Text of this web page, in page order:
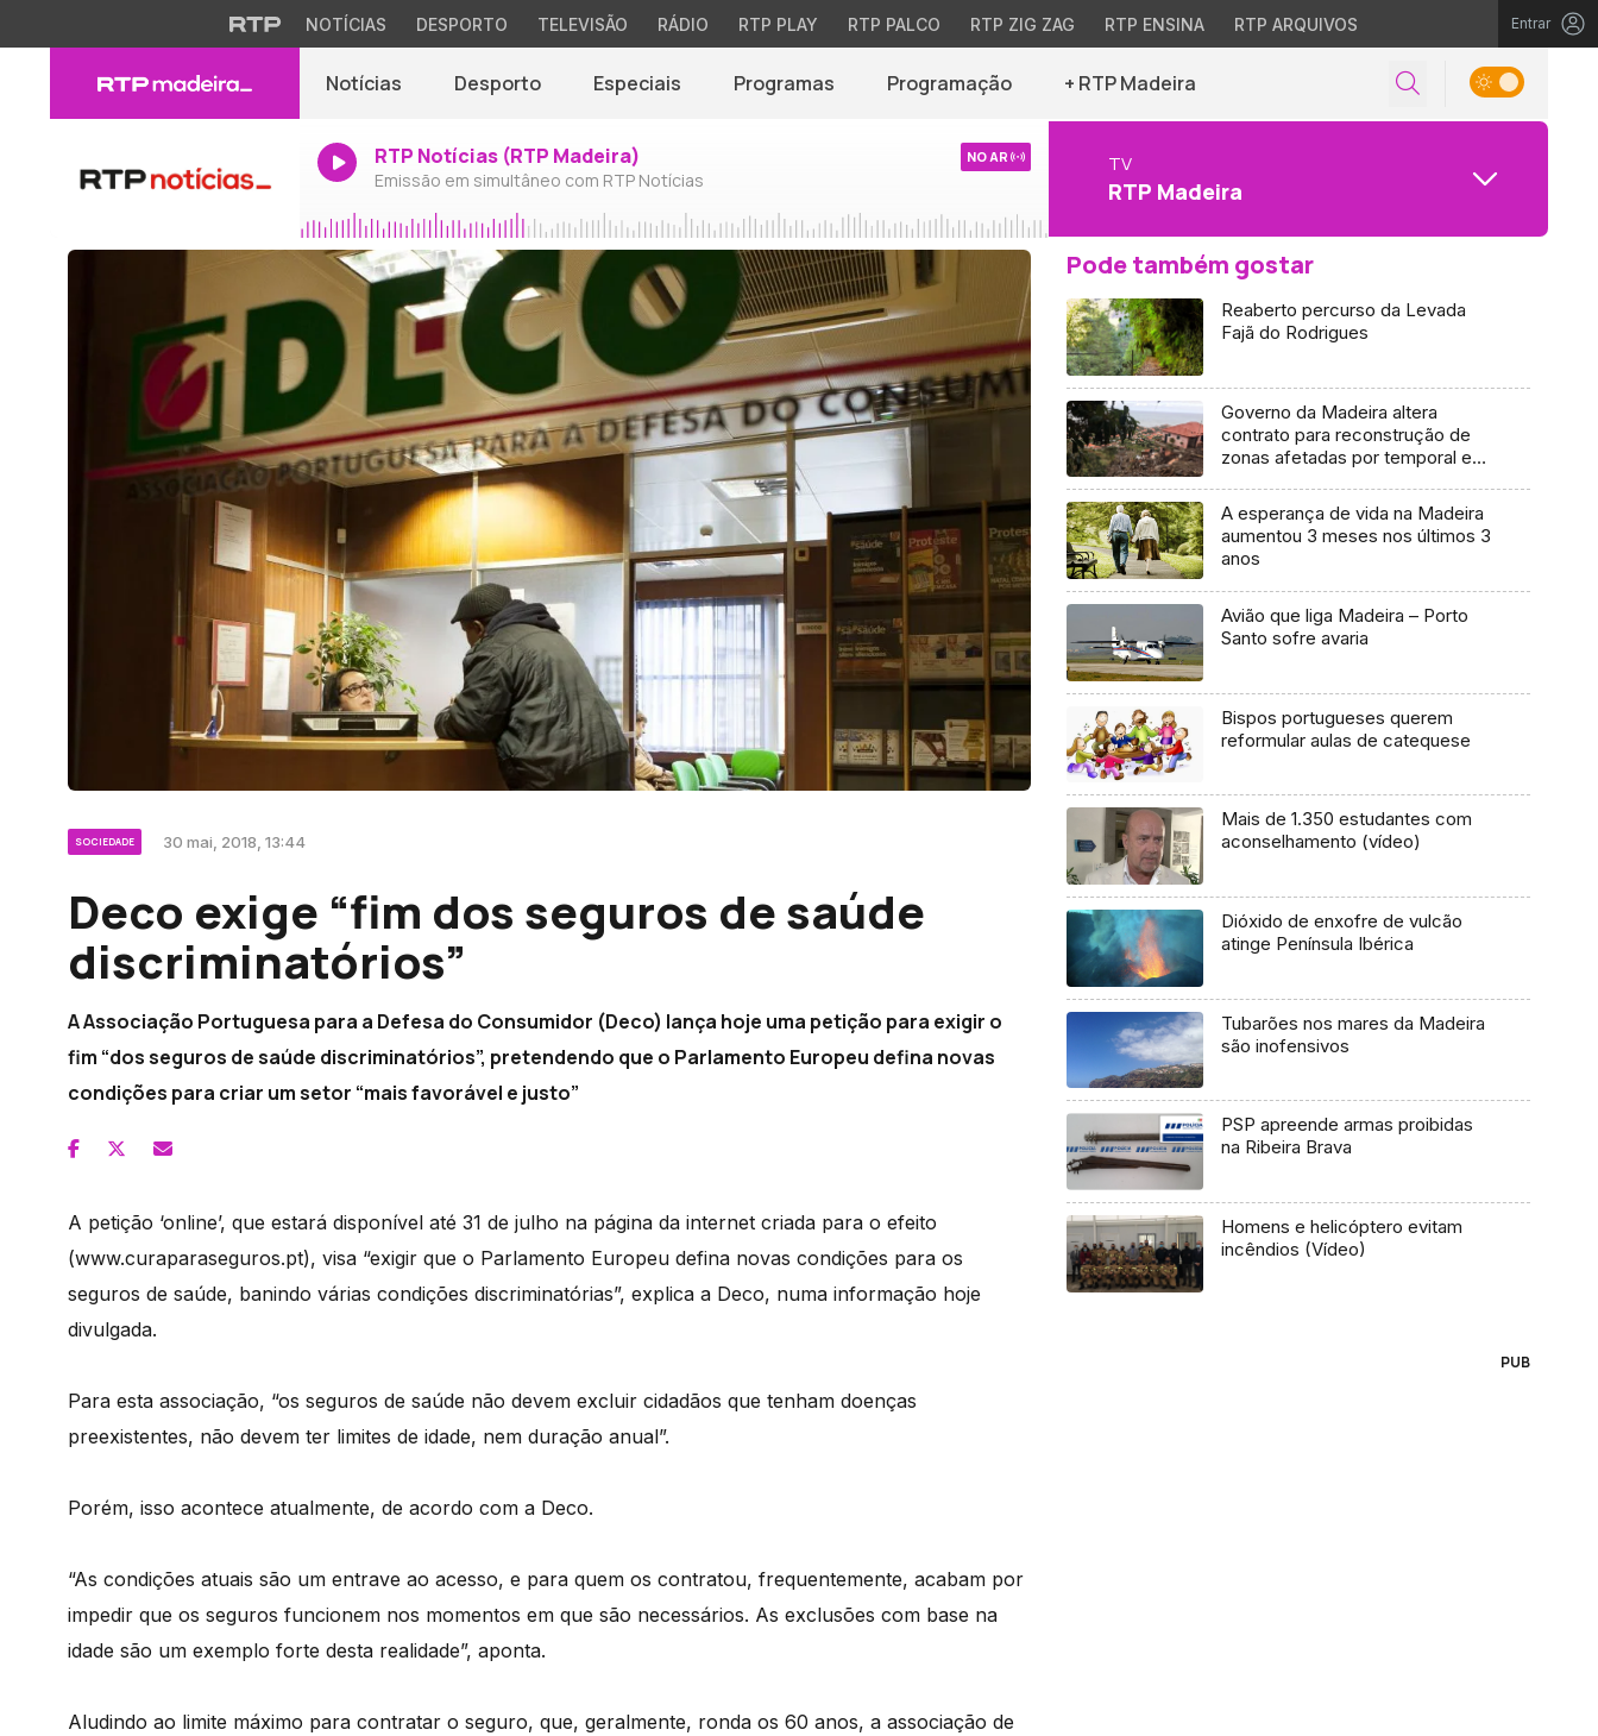
NOTÍCIAS DESPORTO TELEVISÃO RÁDIO RTP PLAY RTP PALCO RTP ZIG ZAG RTP ENSINA RTP ARQUIVOS Entrar
Notícias Desporto Especiais Programas Programação + RTP Madeira
RTP Notícias (RTP Madeira)
Emissão em simultâneo com RTP Notícias
NO AR TV
RTP Madeira
SOCIEDADE 30 mai, 2018, 13:44
Deco exige “fim dos seguros de saúde
discriminatórios”
A Associação Portuguesa para a Defesa do Consumidor (Deco) lança hoje uma petição para exigir o
fim “dos seguros de saúde discriminatórios”, pretendendo que o Parlamento Europeu defina novas
condições para criar um setor “mais favorável e justo”
A petição ‘online’, que estará disponível até 31 de julho na página da internet criada para o efeito
(www.curaparaseguros.pt), visa “exigir que o Parlamento Europeu defina novas condições para os
seguros de saúde, banindo várias condições discriminatórias”, explica a Deco, numa informação hoje
divulgada.
Para esta associação, “os seguros de saúde não devem excluir cidadãos que tenham doenças
preexistentes, não devem ter limites de idade, nem duração anual”.
Porém, isso acontece atualmente, de acordo com a Deco.
“As condições atuais são um entrave ao acesso, e para quem os contratou, frequentemente, acabam por
impedir que os seguros funcionem nos momentos em que são necessários. As exclusões com base na
idade são um exemplo forte desta realidade”, aponta.
Aludindo ao limite máximo para contratar o seguro, que, geralmente, ronda os 60 anos, a associação de
Pode também gostar
Reaberto percurso da Levada
Fajã do Rodrigues
Governo da Madeira altera
contrato para reconstrução de
zonas afetadas por temporal em
A esperança de vida na Madeira
aumentou 3 meses nos últimos 3
anos
Avião que liga Madeira – Porto
Santo sofre avaria
Bispos portugueses querem
reformular aulas de catequese
Mais de 1.350 estudantes com
aconselhamento (vídeo)
Dióxido de enxofre de vulcão
atinge Península Ibérica
Tubarões nos mares da Madeira
são inofensivos
PSP apreende armas proibidas
na Ribeira Brava
Homens e helicóptero evitam
incêndios (Vídeo)
PUB